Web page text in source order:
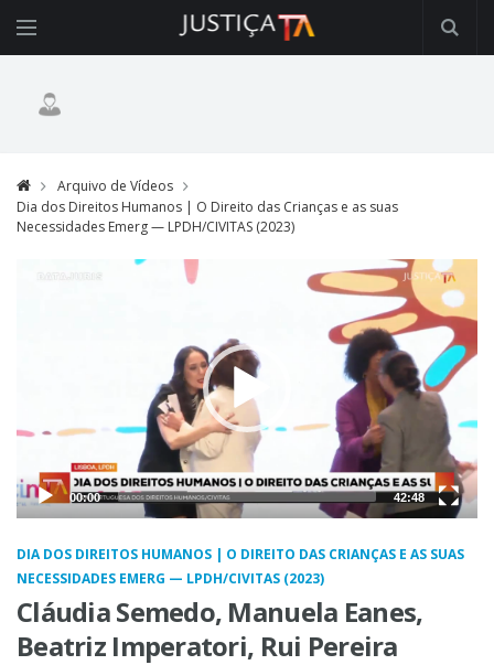
Arquivo de Vídeos
Dia dos Direitos Humanos | O Direito das Crianças e as suas
Necessidades Emerg — LPDH/CIVITAS (2023)
00:00 42:48
DIA DOS DIREITOS HUMANOS | O DIREITO DAS CRIANÇAS E AS SUAS
NECESSIDADES EMERG — LPDH/CIVITAS (2023)
Cláudia Semedo, Manuela Eanes,
Beatriz Imperatori, Rui Pereira